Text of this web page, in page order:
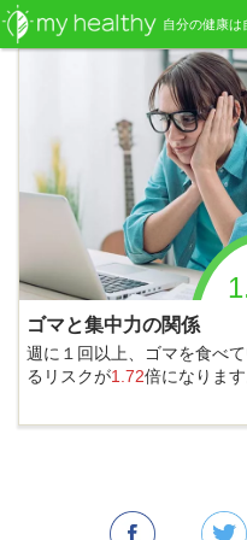
ゴマと集中力の関係
週に１回以上、ゴマを食べ
るリスクが1.72倍になります
自分の健康は